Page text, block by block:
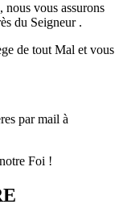
nous vous assurons
du Seigneur .
de tout Mal et vous
par mail à
Foi !